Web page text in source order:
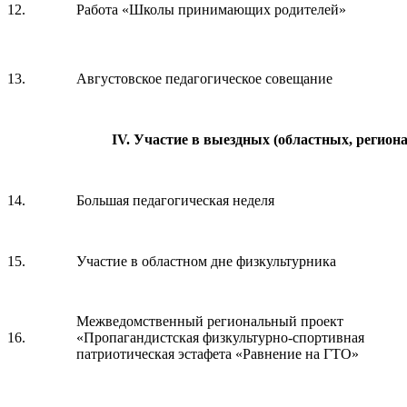
12. Работа «Школы принимающих родителей»
13. Августовское педагогическое совещание
IV. Участие в выездных (областных,
14. Большая педагогическая неделя
15. Участие в областном дне физкультурника
16.
Межведомственный региональный проект
«Пропагандистская физкультурно-спортивная
патриотическая эстафета «Равнение на ГТО»